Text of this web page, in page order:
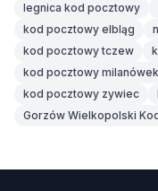
legnica kod pocztowy
kod pocztowy elbląg
kod pocztowy tczew
kod pocztowy milanówek
kod pocztowy zywiec
Gorzów Wielkopolski